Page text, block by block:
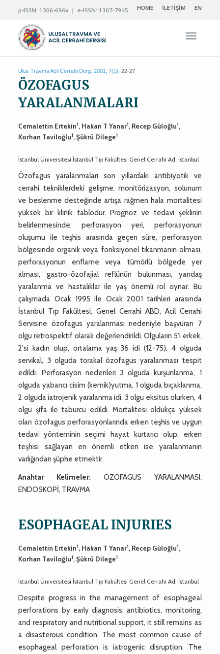
p-ISSN: 1306-696x | e-ISSN: 1307-7945 HOME İLETİŞİM EN
Ulus Travma Acil Cerrahi Derg. 2001; 7(1): 22-27
ÖZOFAGUS
YARALANMALARI
Cemalettin Ertekin1, Hakan T Yanar1, Recep Güloğlu1,
Korhan Taviloğlu1, Şükrü Dilege1
İstanbul Üniversitesi İstanbul Tıp Fakültesi Genel Cerrahi Ad, İstanbul
Özofagus yaralanmaları son yıllardaki antibiyotik ve
cerrahi tekniklerdeki gelişme, monitörizasyon, solunum
ve beslenme desteğinde artışa rağmen hala mortalitesi
yüksek bir klinik tablodur. Prognoz ve tedavi şeklinin
belirlenmesinde; perforasyon yeri, perforasyonun
oluşumu ile teşhis arasında geçen süre, perforasyon
bölgesinde organik veya fonksiyonel tıkanmanın olması,
perforasyonun enflame veya tümörlü bölgede yer
alması, gastro-özofajial reflünün bulunması, yandaş
yaralanma ve hastalıklar ile yaş önemli rol oynar. Bu
çalışmada Ocak 1995 ile Ocak 2001 tarihleri arasında
İstanbul Tıp Fakültesi, Genel Cerrahi ABD, Acil Cerrahi
Servisine özofagus yaralanması nedeniyle başvuran 7
olgu retrospektif olarak değerlendirildi. Olguların 5'i erkek,
2'si kadın olup, ortalama yaş 36 idi (12-75). 4 olguda
servikal, 3 olguda torakal özofagus yaralanması tespit
edildi. Perforasyon nedenleri 3 olguda kurşunlanma, 1
olguda yabancı cisim (kemik)yutma, 1 olguda bıçaklanma,
2 olguda iatrojenik yaralanma idi. 3 olgu eksitus olurken, 4
olgu şifa ile taburcu edildi. Mortalitesi oldukça yüksek
olan özofagus perforasyonlarında erken teşhis ve uygun
tedavi yönteminin seçimi hayat kurtarıcı olup, erken
teşhisi sağlayan en önemli etken ise yaralanmanın
varlığından şüphe etmektir.
Anahtar Kelimeler: ÖZOFAGUS YARALANMASI,
ENDOSKOPİ, TRAVMA
ESOPHAGEAL INJURIES
Cemalettin Ertekin1, Hakan T Yanar1, Recep Güloğlu1,
Korhan Taviloğlu1, Şükrü Dilege1
İstanbul Üniversitesi İstanbul Tıp Fakültesi Genel Cerrahi Ad, İstanbul
Despite progress in the management of esophageal
perforations by early diagnosis, antibiotics, monitoring,
and respiratory and nutritional support, it still remains as
a disasterous condition. The most common cause of
esophageal perforation is iatrogenic disruption. The